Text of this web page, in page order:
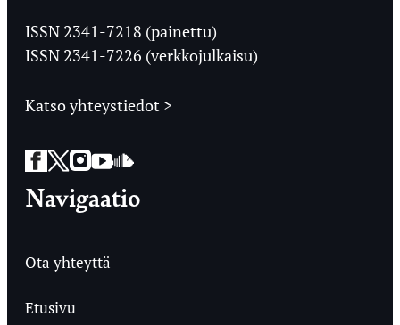
Ylioppilaslehti
ISSN 2341-7218 (painettu)
ISSN 2341-7226 (verkkojulkaisu)
Katso yhteystiedot >
Facebook
Twitter
Instagram
YouTube
SoundCloud
Navigaatio
Ota yhteyttä
Etusivu